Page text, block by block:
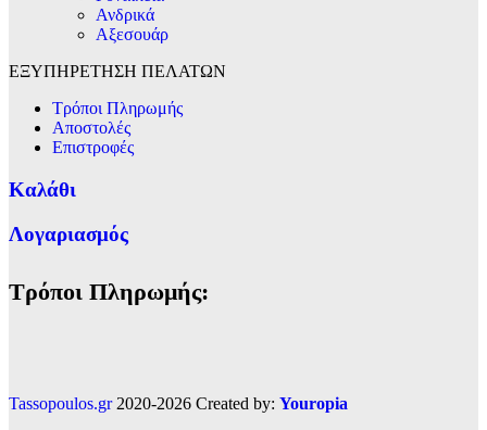
Ανδρικά
Αξεσουάρ
ΕΞΥΠΗΡΕΤΗΣΗ ΠΕΛΑΤΩΝ
Τρόποι Πληρωμής
Αποστολές
Επιστροφές
Καλάθι
Λογαριασμός
Τρόποι Πληρωμής:
Tassopoulos.gr2020-2026 Created by: Youropia